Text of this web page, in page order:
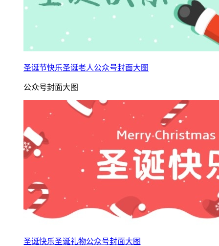
圣诞节快乐圣诞老人公众号封面大图
公众号封面大图
圣诞快乐圣诞礼物公众号封面大图